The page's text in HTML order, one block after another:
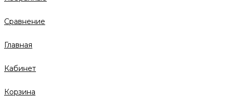
Сравнение
Главная
Кабинет
Корзина